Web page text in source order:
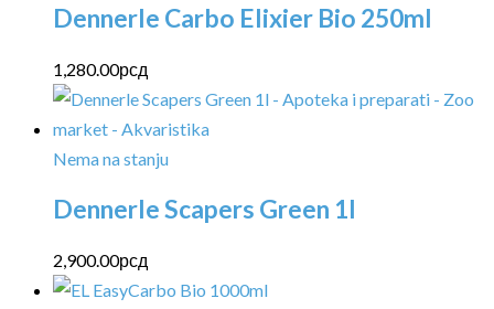
Dennerle Carbo Elixier Bio 250ml
1,280.00рсд
Nema na stanju
Dennerle Scapers Green 1l
2,900.00рсд